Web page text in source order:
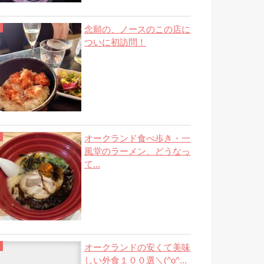
念願の、ノースのこの店に
ついに初訪問！
オークランド食べ歩き・一
風堂のラーメン、どうなっ
て...
オークランドの安くて美味
しい外食１００選＼(^o^...